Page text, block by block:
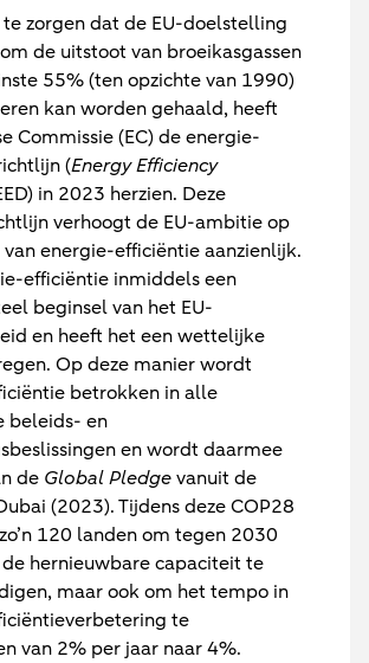
zorgen dat de EU-doelstelling
de uitstoot van broeikasgassen
55% (ten opzichte van 1990)
kan worden gehaald, heeft
Commissie (EC) de energie-
(Energy Efficiency
in 2023 herzien. Deze
verhoogt de EU-ambitie op
energie-efficiëntie aanzienlijk.
efficiëntie inmiddels een
beginsel van het EU-
en heeft het een wettelijke
Op deze manier wordt
betrokken in alle
beleids- en
en wordt daarmee
de Global Pledgevanuit de
(2023). Tijdens deze COP28
120 landen om tegen 2030
hernieuwbare capaciteit te
maar ook om het tempo in
te
van 2% per jaar naar 4%.